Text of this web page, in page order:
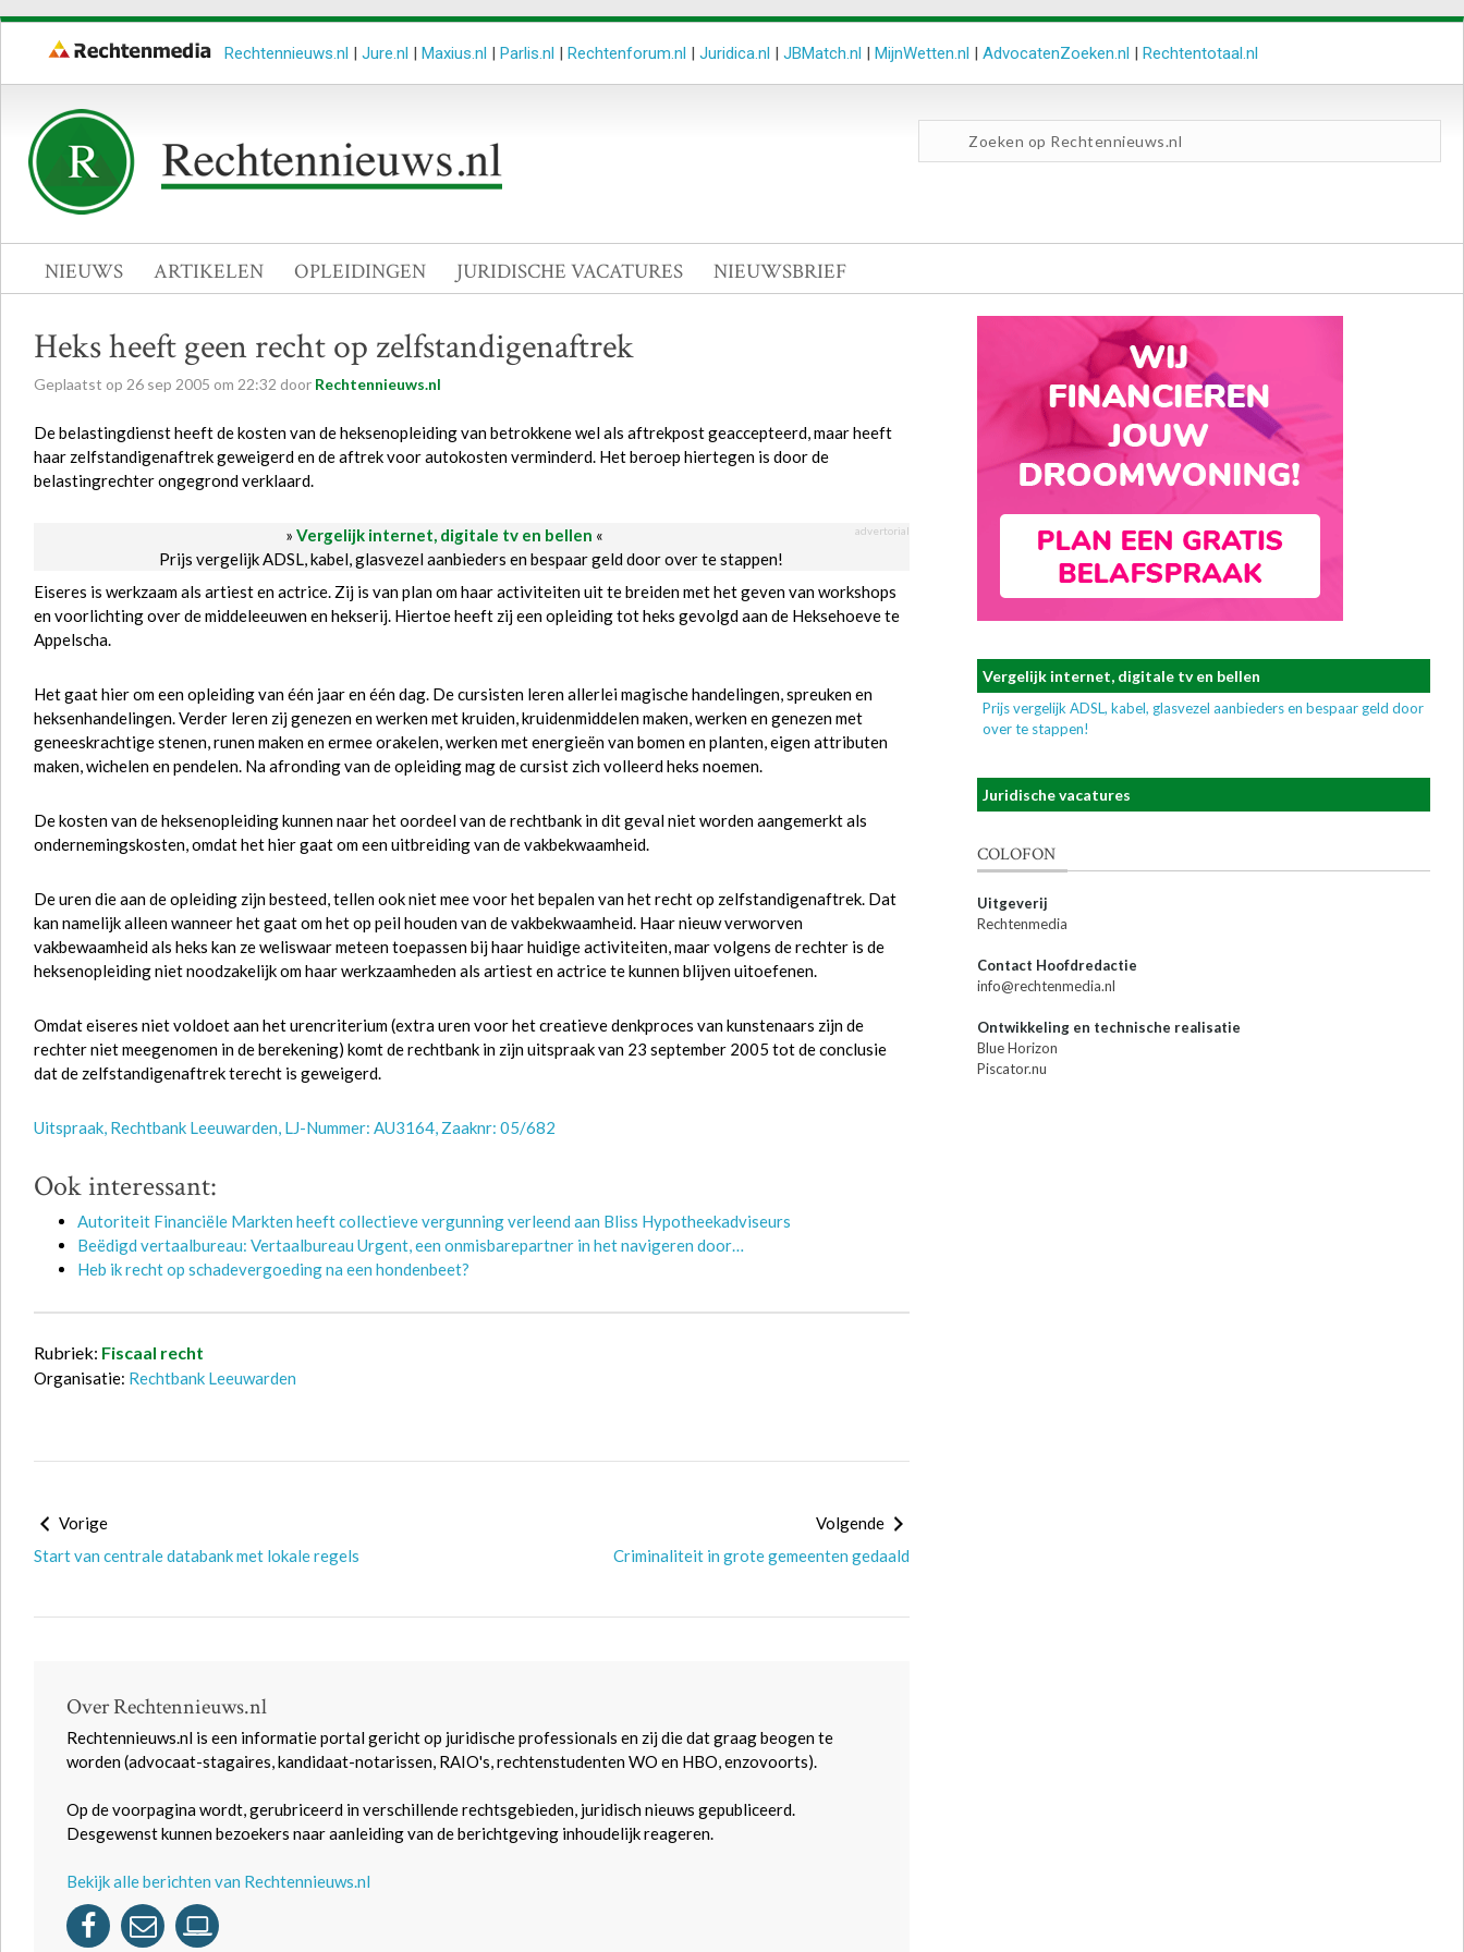
Rechtennieuws.nl | Jure.nl | Maxius.nl | Parlis.nl | Rechtenforum.nl | Juridica.nl | JBMatch.nl | MijnWetten.nl | AdvocatenZoeken.nl | Rechtentotaal.nl
NIEUWS ARTIKELEN OPLEIDINGEN JURIDISCHE VACATURES NIEUWSBRIEF
Heks heeft geen recht op zelfstandigenaftrek
Geplaatst op 26 sep 2005 om 22:32 door Rechtennieuws.nl
De belastingdienst heeft de kosten van de heksenopleiding van betrokkene wel als aftrekpost geaccepteerd, maar heeft
haar zelfstandigenaftrek geweigerd en de aftrek voor autokosten verminderd. Het beroep hiertegen is door de
belastingrechter ongegrond verklaard.
» Vergelijk internet, digitale tv en bellen « advertorial
Prijs vergelijk ADSL, kabel, glasvezel aanbieders en bespaar geld door over te stappen!
Eiseres is werkzaam als artiest en actrice. Zij is van plan om haar activiteiten uit te breiden met het geven van workshops
en voorlichting over de middeleeuwen en hekserij. Hiertoe heeft zij een opleiding tot heks gevolgd aan de Heksehoeve te
Appelscha.
Het gaat hier om een opleiding van één jaar en één dag. De cursisten leren allerlei magische handelingen, spreuken en
heksenhandelingen. Verder leren zij genezen en werken met kruiden, kruidenmiddelen maken, werken en genezen met
geneeskrachtige stenen, runen maken en ermee orakelen, werken met energieën van bomen en planten, eigen attributen
maken, wichelen en pendelen. Na afronding van de opleiding mag de cursist zich volleerd heks noemen.
De kosten van de heksenopleiding kunnen naar het oordeel van de rechtbank in dit geval niet worden aangemerkt als
ondernemingskosten, omdat het hier gaat om een uitbreiding van de vakbekwaamheid.
De uren die aan de opleiding zijn besteed, tellen ook niet mee voor het bepalen van het recht op zelfstandigenaftrek. Dat
kan namelijk alleen wanneer het gaat om het op peil houden van de vakbekwaamheid. Haar nieuw verworven
vakbewaamheid als heks kan ze weliswaar meteen toepassen bij haar huidige activiteiten, maar volgens de rechter is de
heksenopleiding niet noodzakelijk om haar werkzaamheden als artiest en actrice te kunnen blijven uitoefenen.
Omdat eiseres niet voldoet aan het urencriterium (extra uren voor het creatieve denkproces van kunstenaars zijn de
rechter niet meegenomen in de berekening) komt de rechtbank in zijn uitspraak van 23 september 2005 tot de conclusie
dat de zelfstandigenaftrek terecht is geweigerd.
Uitspraak, Rechtbank Leeuwarden, LJ-Nummer: AU3164, Zaaknr: 05/682
Ook interessant:
Autoriteit Financiële Markten heeft collectieve vergunning verleend aan Bliss Hypotheekadviseurs
Beëdigd vertaalbureau: Vertaalbureau Urgent, een onmisbarepartner in het navigeren door…
Heb ik recht op schadevergoeding na een hondenbeet?
Rubriek: Fiscaal recht
Organisatie: Rechtbank Leeuwarden
Vorige
Start van centrale databank met lokale regels
Volgende
Criminaliteit in grote gemeenten gedaald
Over Rechtennieuws.nl
Rechtennieuws.nl is een informatie portal gericht op juridische professionals en zij die dat graag beogen te
worden (advocaat-stagaires, kandidaat-notarissen, RAIO's, rechtenstudenten WO en HBO, enzovoorts).
Op de voorpagina wordt, gerubriceerd in verschillende rechtsgebieden, juridisch nieuws gepubliceerd.
Desgewenst kunnen bezoekers naar aanleiding van de berichtgeving inhoudelijk reageren.
Bekijk alle berichten van Rechtennieuws.nl
Vergelijk internet, digitale tv en bellen
Prijs vergelijk ADSL, kabel, glasvezel aanbieders en bespaar geld door
over te stappen!
Juridische vacatures
COLOFON
Uitgeverij
Rechtenmedia
Contact Hoofdredactie
info@rechtenmedia.nl
Ontwikkeling en technische realisatie
Blue Horizon
Piscator.nu